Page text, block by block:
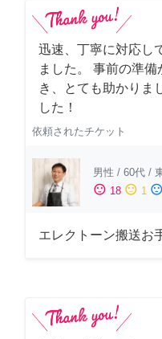
迅速、丁寧に対応し
ました。 事前の準
き、とても助かりま
した！
依頼されたチケット
男性 / 60代 /
sentiment_satisfied 18 sentiment_neutral 1 sentiment_dissatisfied
エレクトーン搬送お